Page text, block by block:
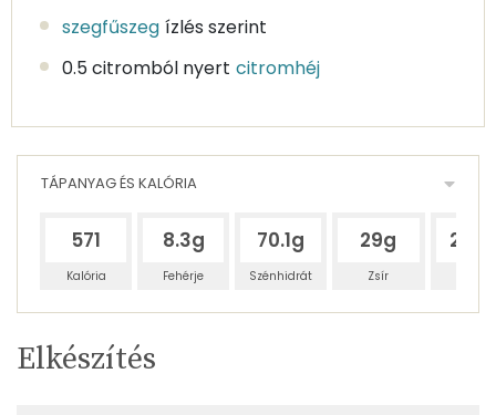
szegfűszeg ízlés szerint
0.5 citromból nyert citromhéj
TÁPANYAG ÉS KALÓRIA
571
Kalória
8.3g
Fehérje
70.1g
Szénhidrát
29g
Zsír
Egy
adagban
TÁPANYAGTARTALOM
Elkészítés